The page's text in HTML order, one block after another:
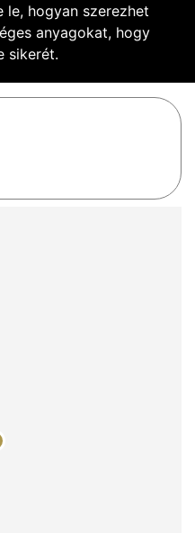
le, hogyan szerezhet
anyagokat, hogy
sikerét.